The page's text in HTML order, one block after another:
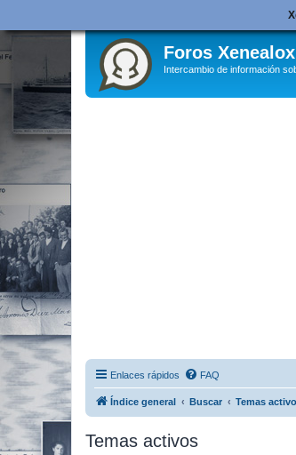
Foros
Intercambio de información
Enlaces rápidos FAQ
Índice general Buscar Temas
Temas activos